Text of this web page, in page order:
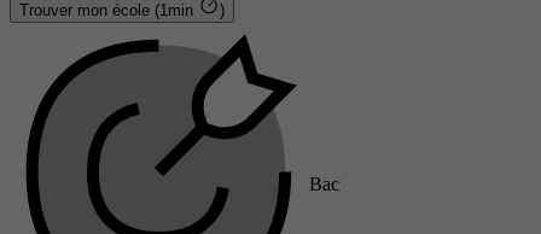
Trouver mon école (1min )
Bac